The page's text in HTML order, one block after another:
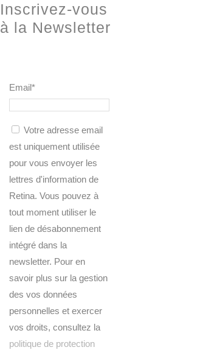
Inscrivez-vous
à la Newsletter
Email*
Votre adresse email
est uniquement utilisée
pour vous envoyer les
lettres d'information de
Retina. Vous pouvez à
tout moment utiliser le
lien de désabonnement
intégré dans la
newsletter. Pour en
savoir plus sur la gestion
des vos données
personnelles et exercer
vos droits, consultez la
politique de protection